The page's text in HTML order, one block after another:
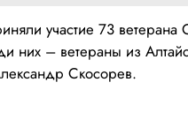
участие 73
них – ветераны из
Скосорев.